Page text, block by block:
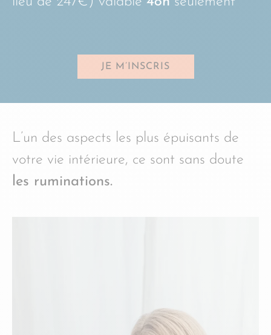
JE M’INSCRIS
L’un des aspects les plus épuisants de
votre vie intérieure, ce sont sans doute
les ruminations.